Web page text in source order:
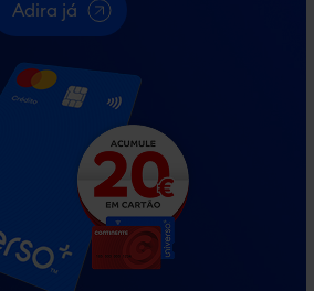
Adira já